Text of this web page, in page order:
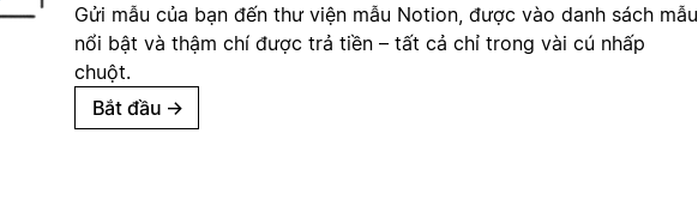
Gửi mẫu của bạn đến thư viện mẫu Notion, được vào danh sách mẫu
nổi bật và thậm chí được trả tiền – tất cả chỉ trong vài cú nhấp
chuột.
Bắt đầu →